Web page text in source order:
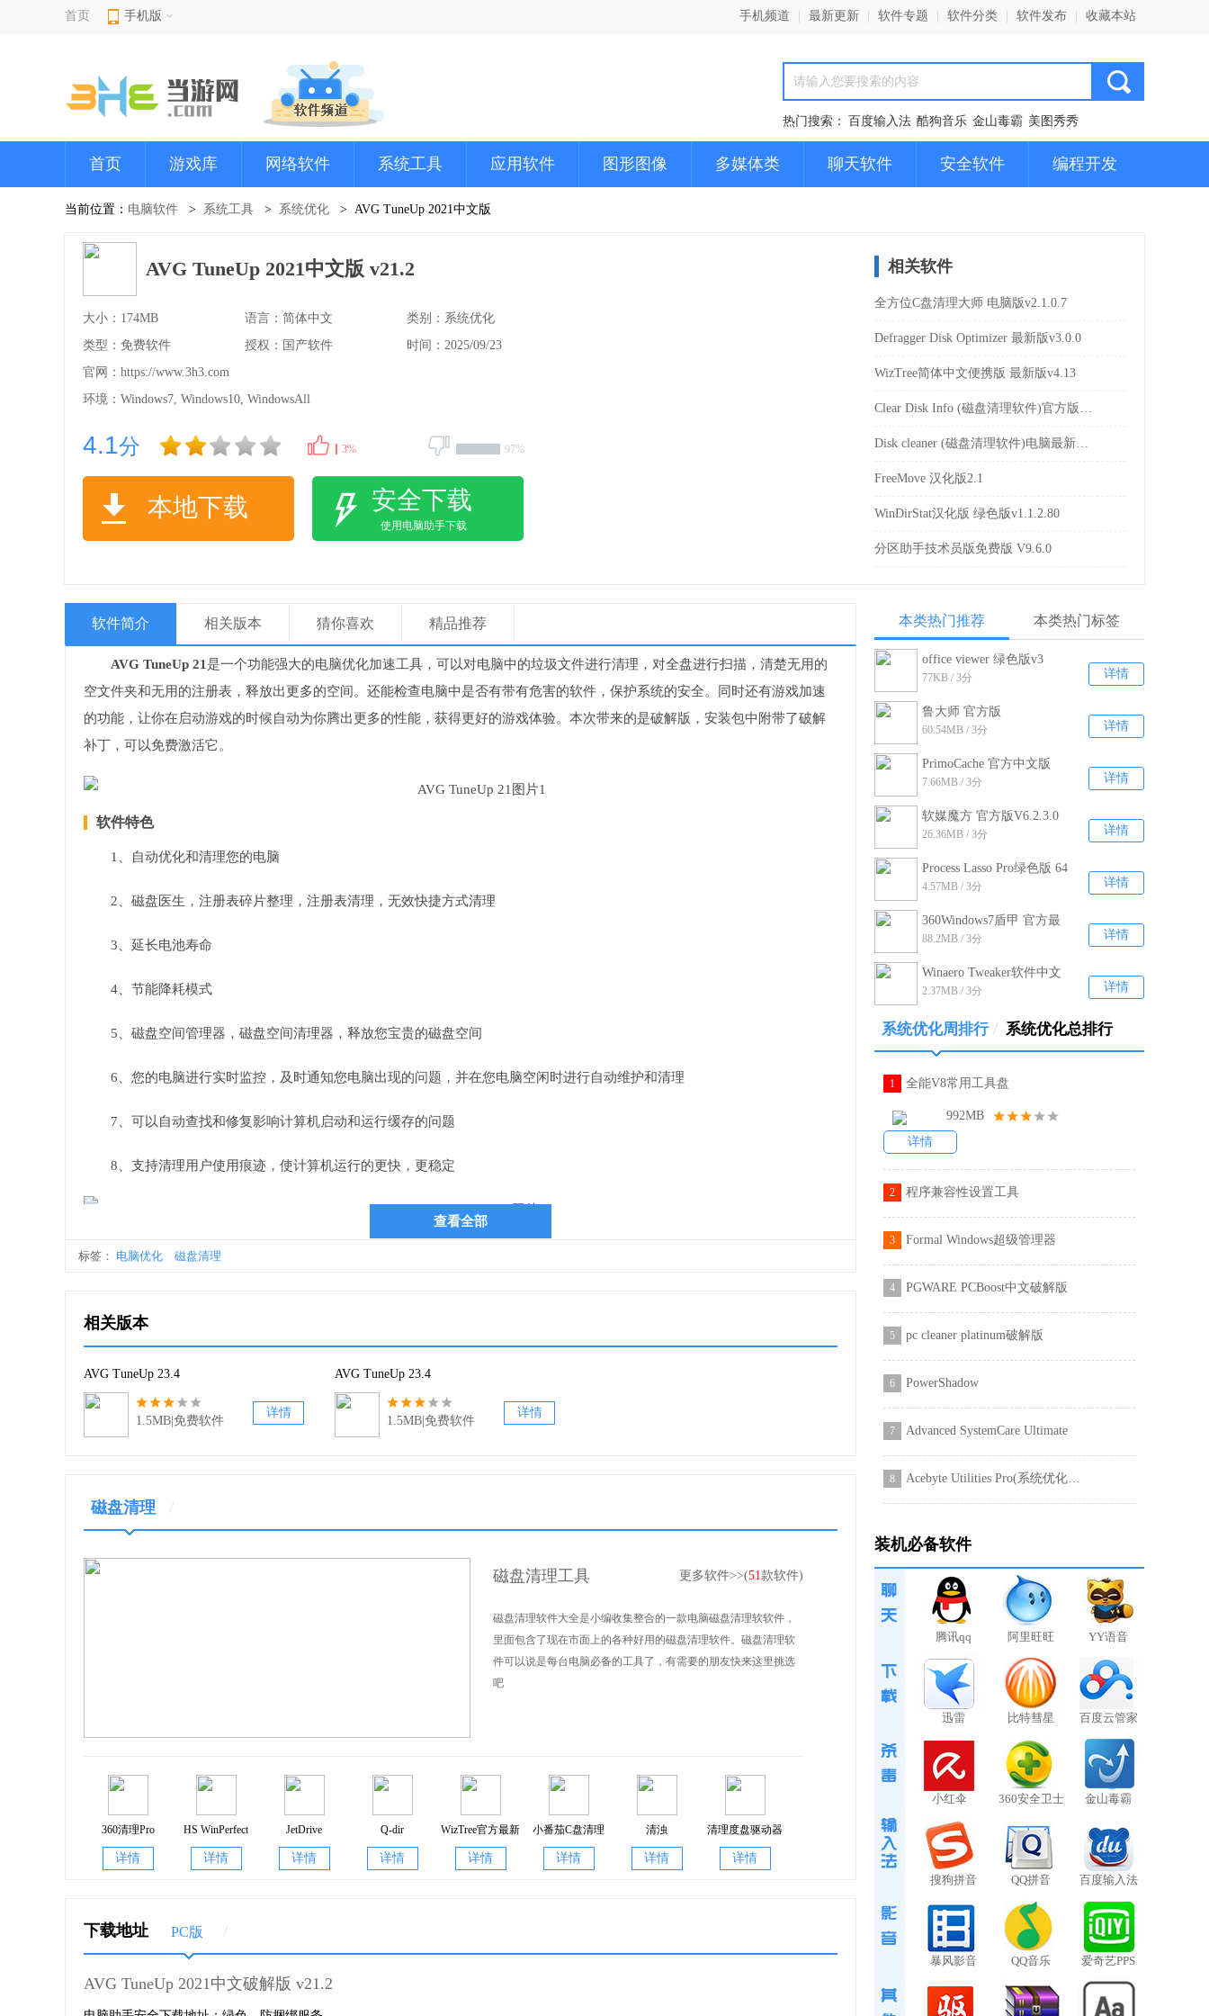
首页 手机版 手机频道 最新更新 软件专题 软件分类 软件发布 收藏本站
热门搜索： 百度输入法 酷狗音乐 金山毒霸 美图秀秀
首页 游戏库 网络软件 系统工具 应用软件 图形图像 多媒体类 聊天软件 安全软件 编程开发
当前位置： 电脑软件 系统工具 系统优化 AVG TuneUp 2021中文版
AVG TuneUp 2021中文版 v21.2
大小：174MB 语言：简体中文
类别：系统优化
类型：免费软件
授权：国产软件
时间：2025/09/23
官网： https://www.3h3.com
环境：Windows7, Windows10, WindowsAll
3% 97%
4.1分
本地下载 安全下载
使用电脑助手下载
相关软件
全方位C盘清理大师 电脑版v2.1.0.7
Defragger Disk Optimizer 最新版v3.0.0
WizTree简体中文便携版 最新版v4.13
Clear Disk Info (磁盘清理软件)官方版v3.1.0.0
Disk cleaner (磁盘清理软件)电脑最新版v1.2
FreeMove 汉化版2.1
WinDirStat汉化版 绿色版v1.1.2.80
分区助手技术员版免费版 V9.6.0
软件简介 相关版本 猜你喜欢 精品推荐
AVG TuneUp 21 是一个功能强大的电脑优化加速工具，可以对电脑中的垃圾文件进行清理，对全盘进行扫描，清楚无用的
空文件夹和无用的注册表，释放出更多的空间。还能检查电脑中是否有带有危害的软件，保护系统的安全。同时还有游戏加速
的功能，让你在启动游戏的时候自动为你腾出更多的性能，获得更好的游戏体验。本次带来的是破解版，安装包中附带了破解
补丁，可以免费激活它。
软件特色
1、自动优化和清理您的电脑
2、磁盘医生，注册表碎片整理，注册表清理，无效快捷方式清理
3、延长电池寿命
4、节能降耗模式
5、磁盘空间管理器，磁盘空间清理器，释放您宝贵的磁盘空间
6、您的电脑进行实时监控，及时通知您电脑出现的问题，并在您电脑空闲时进行自动维护和清理
7、可以自动查找和修复影响计算机启动和运行缓存的问题
8、支持清理用户使用痕迹，使计算机运行的更快，更稳定
一次点击就会关闭70多个不必要的进程，释放更快的浏览，游戏和视频。
取消激活您从不使用的程序，以防止它们在不卸载它们的情况下耗尽处理器的速度。
通过识别和推荐哪些不必要的启动程序和服务关闭来启动您的电脑。
识别和评估所有启动程序，所以你可以一目了然地知道哪些是必要的，哪些只是减慢你的速度。
允许任何通过Program Deactivator停用的程序只需单击一下即可重新激活。
崩溃，硬件缺陷和停电可能导致文件系统问题，从而阻止程序启动。磁盘医生通过彻底检查文件和修复问题来帮助防止此
9、注册表清理
查看全部
标签： 电脑优化 磁盘清理
相关版本
AVG TuneUp 23.4
1.5MB|免费软件
详情
AVG TuneUp 23.4
1.5MB|免费软件
详情
磁盘清理 /
磁盘清理工具 更多软件>>(51款软件)
磁盘清理软件大全是小编收集整合的一款电脑磁盘清理软软件，
里面包含了现在市面上的各种好用的磁盘清理软件。磁盘清理软
件可以说是每台电脑必备的工具了，有需要的朋友快来这里挑选
吧
360清理Pro
1.0.1021
详情
HS WinPerfect
6.22
详情
JetDrive
9.3
详情
Q-dir
详情
WizTree官方最新版
4.11
详情
小番茄C盘清理
1.0.11.18
详情
清浊
1.0.2
详情
清理度盘驱动器
1.0
详情
下载地址 PC版 /
AVG TuneUp 2021中文破解版 v21.2
本类热门推荐 本类热门标签
详情
office viewer 绿色版v3
77KB / 3分
详情
鲁大师 官方版
v6.1021.3225.1110
60.54MB / 3分
详情
PrimoCache 官方中文版
v3.2.0
7.66MB / 3分
详情
软媒魔方 官方版V6.2.3.0
26.36MB / 3分
详情
Process Lasso Pro绿色版 64
位+32位V9.0.0.558
4.57MB / 3分
详情
360Windows7盾甲 官方最
新版V12.1.0.106
88.2MB / 3分
详情
Winaero Tweaker软件中文
汉化版 V0.16.1.0
2.37MB / 3分
系统优化周排行 / 系统优化总排行
1 全能V8常用工具盘
992MB
详情
2 程序兼容性设置工具
3 Formal Windows超级管理器
4 PGWARE PCBoost中文破解版
5 pc cleaner platinum破解版
6 PowerShadow
7 Advanced SystemCare Ultimate
8 Acebyte Utilities Pro(系统优化软件)
装机必备软件
腾讯qq 阿里旺旺 YY语音
迅雷 比特彗星 百度云管家
小红伞 360安全卫士 金山毒霸
搜狗拼音 QQ拼音 百度输入法
暴风影音 QQ音乐 爱奇艺PPS